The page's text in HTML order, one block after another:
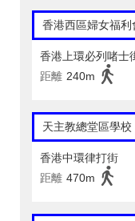
香港西區婦女福利
香港上環必列啫
距離 240m
天主教總堂區學校
香港中環律打街
距離 470m